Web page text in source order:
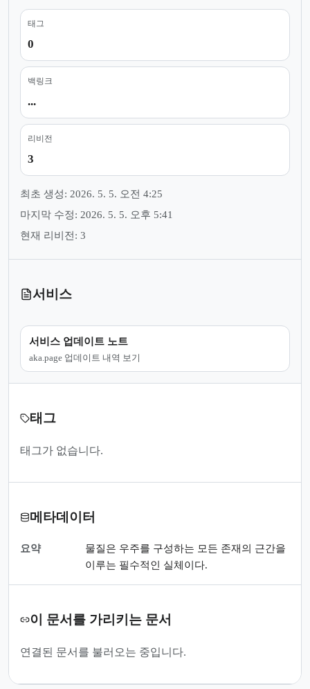
태그
0
백링크
...
리비전
3
최초 생성: 2026. 5. 5. 오전 4:25
마지막 수정: 2026. 5. 5. 오후 5:41
현재 리비전: 3
서비스
서비스 업데이트 노트
aka.page 업데이트 내역 보기
태그
태그가 없습니다.
메타데이터
요약
물질은 우주를 구성하는 모든 존재의 근간을
이루는 필수적인 실체이다.
이 문서를 가리키는 문서
연결된 문서를 불러오는 중입니다.